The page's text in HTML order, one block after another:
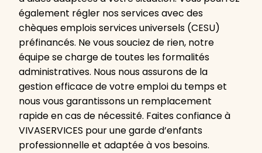
également régler nos services avec des
chèques emplois services universels (CESU)
préfinancés. Ne vous souciez de rien, notre
équipe se charge de toutes les formalités
administratives. Nous nous assurons de la
gestion efficace de votre emploi du temps et
nous vous garantissons un remplacement
rapide en cas de nécessité. Faites confiance à
VIVASERVICES pour une garde d’enfants
professionnelle et adaptée à vos besoins.